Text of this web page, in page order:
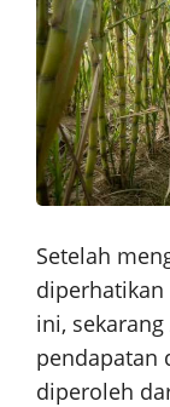
Setelah
ini,
pendapatan
diperoleh